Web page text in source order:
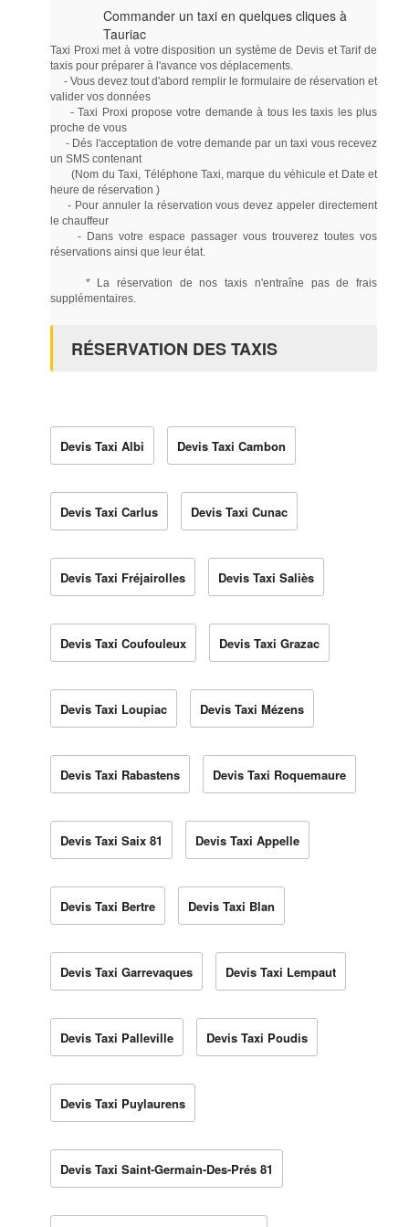
Commander un taxi en quelques cliques à
Tauriac
Taxi Proxi met à votre disposition un système de Devis et Tarif de
taxis pour préparer à l'avance vos déplacements.
- Vous devez tout d'abord remplir le formulaire de réservation et
valider vos données
- Taxi Proxi propose votre demande à tous les taxis les plus
proche de vous
- Dés l'acceptation de votre demande par un taxi vous recevez
un SMS contenant
(Nom du Taxi, Téléphone Taxi, marque du véhicule et Date et
heure de réservation )
- Pour annuler la réservation vous devez appeler directement
le chauffeur
- Dans votre espace passager vous trouverez toutes vos
réservations ainsi que leur état.
* La réservation de nos taxis n'entraîne pas de frais
supplémentaires.
RÉSERVATION DES TAXIS
Devis Taxi Albi Devis Taxi Cambon
Devis Taxi Carlus Devis Taxi Cunac
Devis Taxi Fréjairolles Devis Taxi Saliès
Devis Taxi Coufouleux Devis Taxi Grazac
Devis Taxi Loupiac Devis Taxi Mézens
Devis Taxi Rabastens Devis Taxi Roquemaure
Devis Taxi Saix 81 Devis Taxi Appelle
Devis Taxi Bertre Devis Taxi Blan
Devis Taxi Garrevaques Devis Taxi Lempaut
Devis Taxi Palleville Devis Taxi Poudis
Devis Taxi Puylaurens
Devis Taxi Saint-Germain-Des-Prés 81